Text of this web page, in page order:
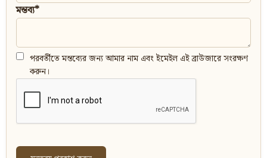
মন্তব্য*
পরবর্তীতে মন্তব্যের জন্য আমার নাম এবং ইমেইল এই ব্রাউজারে সংরক্ষণ
করুন।